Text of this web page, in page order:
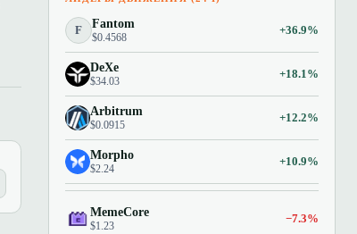
F Fantom
$0.4568
+36.9%
DeXe
$34.03
+18.1%
Arbitrum
$0.0915
+12.2%
Morpho
$2.24
+10.9%
MemeCore
$1.23
−7.3%